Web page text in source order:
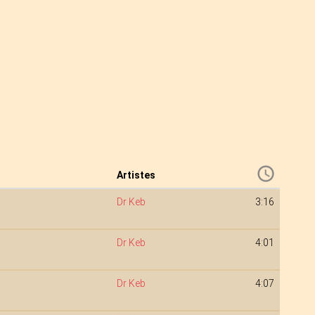
Artistes
Dr Keb 3:16
Dr Keb 4:01
Dr Keb 4:07